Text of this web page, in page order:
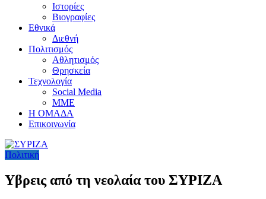
Ιστορίες
Βιογραφίες
Εθνικά
Διεθνή
Πολιτισμός
Αθλητισμός
Θρησκεία
Τεχνολογία
Social Media
ΜΜΕ
Η ΟΜΑΔΑ
Επικοινωνία
Πολιτική
Yβρεις από τη νεολαία του ΣΥΡΙΖΑ